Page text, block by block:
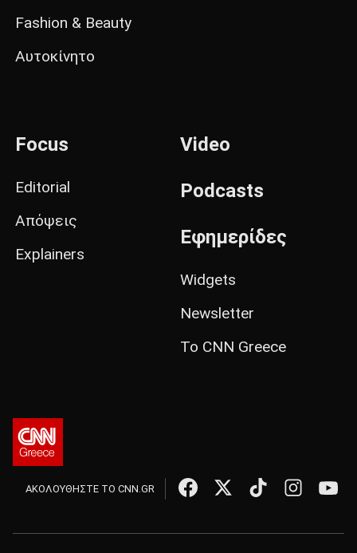
Fashion & Beauty
Αυτοκίνητο
Focus
Editorial
Απόψεις
Explainers
Video
Podcasts
Εφημερίδες
Widgets
Newsletter
Το CNN Greece
ΑΚΟΛΟΥΘΗΣΤΕ ΤΟ CNN.GR